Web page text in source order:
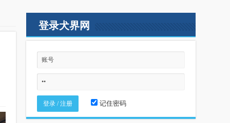
登录犬界网
记住密码